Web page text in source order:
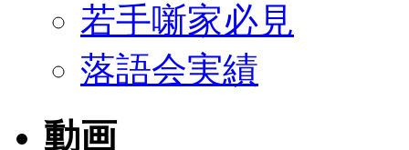
若手噺家必見
落語会実績
動画